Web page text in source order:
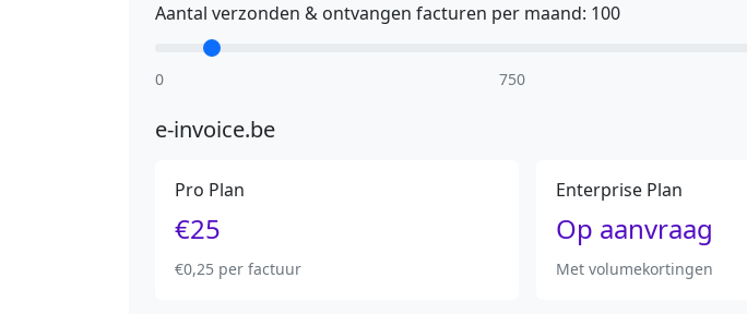
Aantal verzonden & ontvangen facturen per maand: 100
0 750
e-invoice.be
Pro Plan
€25
€0,25 per factuur
Enterprise Plan
Op aanvraag
Met volumekortingen